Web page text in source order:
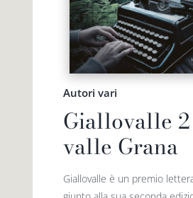
Autori vari
Giallovalle
valle Grana
Giallovalle è un premio